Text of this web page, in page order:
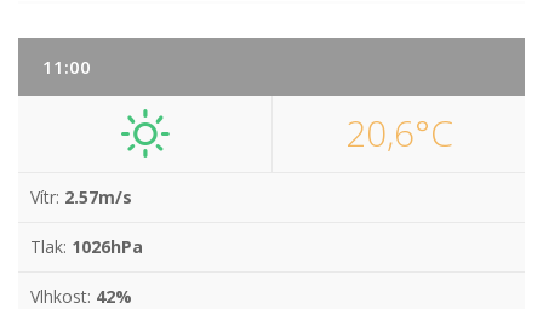
11:00
20,6°C
Vítr: 2.57m/s
Tlak: 1026hPa
Vlhkost: 42%